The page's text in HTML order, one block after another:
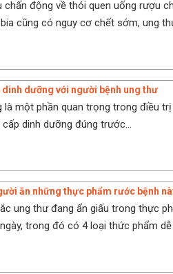
chấn động về thói quen uống rượu
cũng có nguy cơ chết sớm, ung
dưỡng với người bệnh ung thư
là một phần quan trọng trong điều
dinh dưỡng đúng trước...
ăn những thực phẩm rước bệnh
ung thư đang ẩn giấu trong thực
trong đó có 4 loại thức phẩm dễ